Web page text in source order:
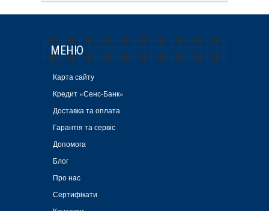
МЕНЮ
Карта сайту
Кредит «Сенс-Банк»
Доставка та оплата
Гарантія та сервіс
Допомога
Блог
Про нас
Сертифікати